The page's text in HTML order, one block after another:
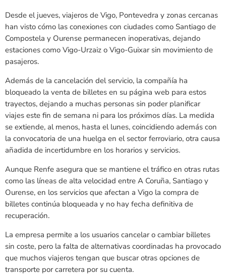
Desde el jueves, viajeros de Vigo, Pontevedra y zonas cercanas
han visto cómo las conexiones con ciudades como Santiago de
Compostela y Ourense permanecen inoperativas, dejando
estaciones como Vigo-Urzaiz o Vigo-Guixar sin movimiento de
pasajeros.
Además de la cancelación del servicio, la compañía ha
bloqueado la venta de billetes en su página web para estos
trayectos, dejando a muchas personas sin poder planificar
viajes este fin de semana ni para los próximos días. La medida
se extiende, al menos, hasta el lunes, coincidiendo además con
la convocatoria de una huelga en el sector ferroviario, otra causa
añadida de incertidumbre en los horarios y servicios.
Aunque Renfe asegura que se mantiene el tráfico en otras rutas
como las líneas de alta velocidad entre A Coruña, Santiago y
Ourense, en los servicios que afectan a Vigo la compra de
billetes continúa bloqueada y no hay fecha definitiva de
recuperación.
La empresa permite a los usuarios cancelar o cambiar billetes
sin coste, pero la falta de alternativas coordinadas ha provocado
que muchos viajeros tengan que buscar otras opciones de
transporte por carretera por su cuenta.